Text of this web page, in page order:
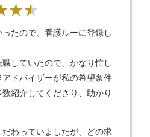
たので、看護ルーに登録し
していたので、かなり忙し
ドバイザーが私の希望条件
紹介してくださり、助かり
わっていましたが、どの求